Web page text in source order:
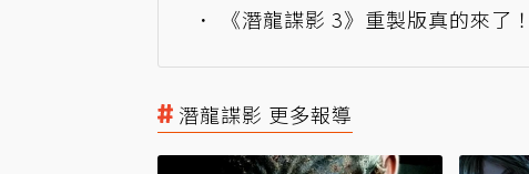
《潛龍諜影 3》重製版真的來
潛龍諜影 更多報導